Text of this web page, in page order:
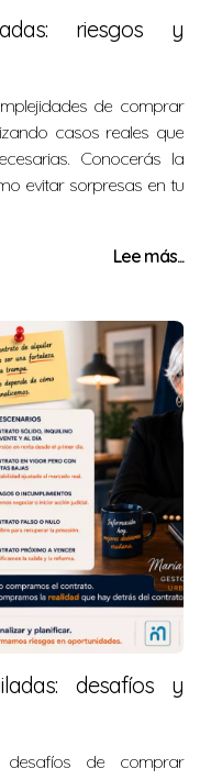
riesgos y
de comprar
casos reales que
Conocerás la
evitar sorpresas en tu
Lee más...
desafíos y
de comprar